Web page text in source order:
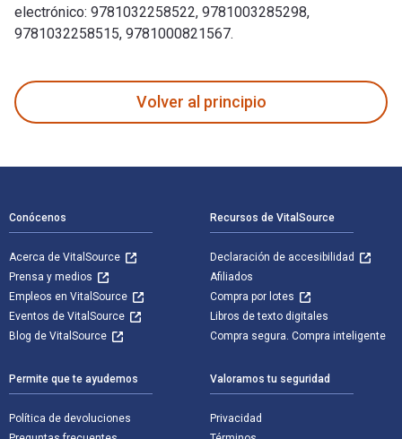
electrónico: 9781032258522, 9781003285298,
9781032258515, 9781000821567.
Volver al principio
Conócenos
Acerca de VitalSource
Prensa y medios
Empleos en VitalSource
Eventos de VitalSource
Blog de VitalSource
Recursos de VitalSource
Declaración de accesibilidad
Afiliados
Compra por lotes
Libros de texto digitales
Compra segura. Compra inteligente
Permite que te ayudemos
Política de devoluciones
Valoramos tu seguridad
Privacidad